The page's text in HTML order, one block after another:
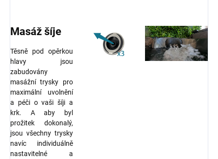
Masáž šíje
Těsně pod opěrkou
hlavy jsou
zabudovány
masážní trysky pro
maximální uvolnění
a péči o vaši šíji a
krk. A aby byl
prožitek dokonalý,
jsou všechny trysky
navíc individuálně
nastavitelné a